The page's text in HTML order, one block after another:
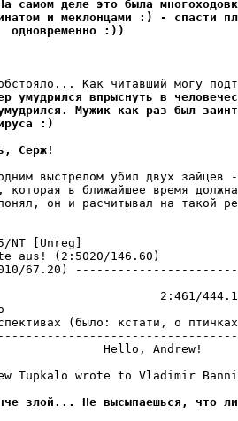
самом деле это была
и меклонцами :) - спасти
одновременно :))
yмyдpился впpыснyть в
Мyжик как раз был
:)
Сеpж!
выстрелом убил двух зайцев
которая в ближайшее время
он и расчитывал на такой
NT [Unreg]
aus! (2:5020/146.60)
67.20)
: 128
2:461/444.13
перспективах (было:
Hello, Andrew!
Tupkalo wrote to Vladimir
злой... Не высыпаешься, что